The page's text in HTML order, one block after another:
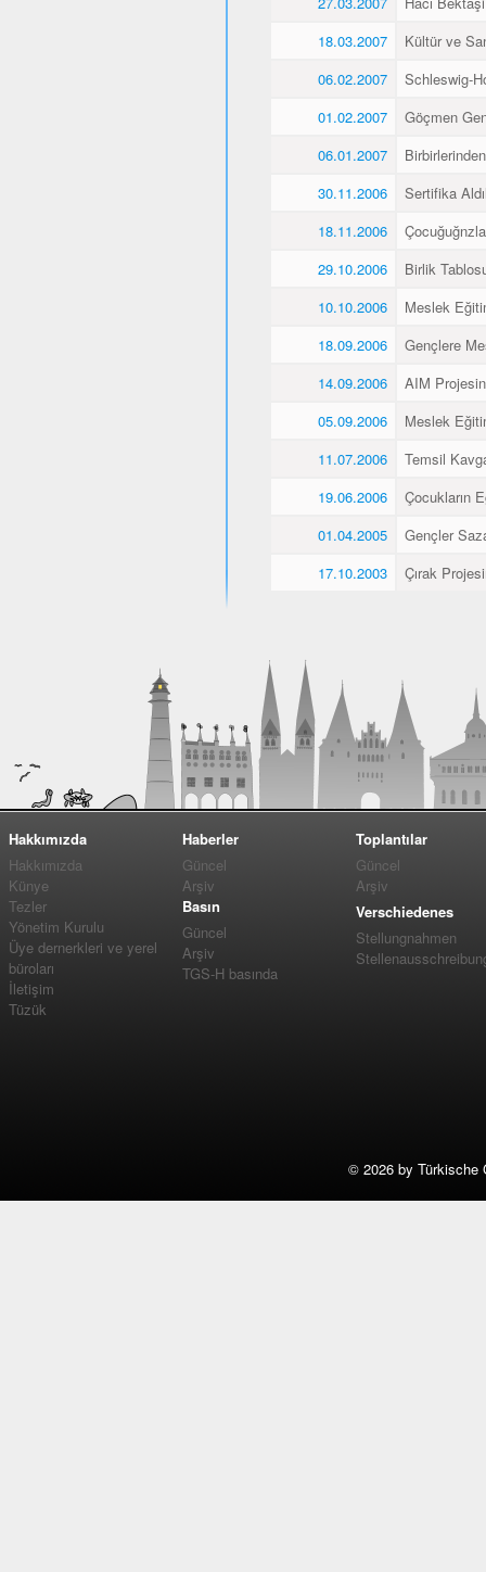
18.03.2007
Kültür ve
06.02.2007
Schleswig-
01.02.2007
Göçmen
06.01.2007
30.11.2006
Sertifika
18.11.2006
29.10.2006
Birlik
10.10.2006
Meslek
18.09.2006
Gençlere
14.09.2006
AIM
05.09.2006
Meslek
11.07.2006
Temsil
19.06.2006
Çocukların
01.04.2005
Gençler
17.10.2003
Çırak
Hakkımızda
Hakkımızda
Künye
Tezler
Yönetim Kurulu
Üye dernerkleri ve yerel
büroları
İletişim
Tüzük
Haberler
Güncel
Arşiv
Basın
Güncel
Arşiv
TGS-H basında
Toplantılar
Güncel
Arşiv
Verschiedenes
Stellungnahmen
© 2026 by Türkische